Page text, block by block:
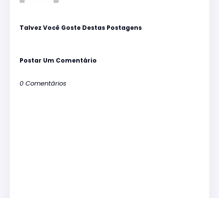
Talvez Você Goste Destas Postagens
Postar Um Comentário
0 Comentários